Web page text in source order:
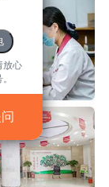
放心